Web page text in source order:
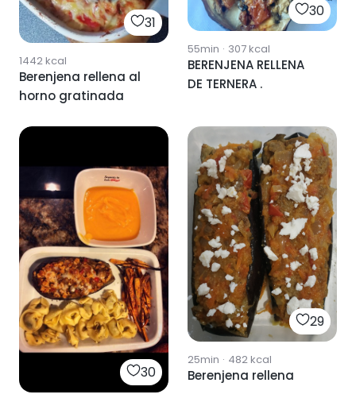
31
1442kcal
Berenjena rellena al
horno gratinada
30
55min · 307kcal
BERENJENA RELLENA
DE TERNERA .
30
29
25min · 482kcal
Berenjena rellena